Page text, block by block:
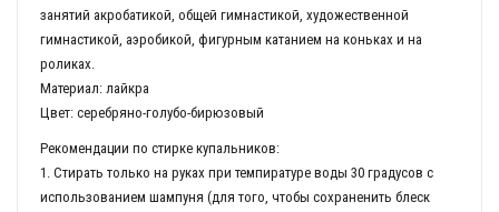
занятий акробатикой, общей гимнастикой, художественной
гимнастикой, аэробикой, фигурным катанием на коньках и на
роликах.
Материал: лайкра
Цвет: серебряно-голубо-бирюзовый
Рекомендации по стирке купальников:
1. Стирать только на руках при темпиратуре воды 30 градусов с
использованием шампуня (для того, чтобы сохраненить блеск